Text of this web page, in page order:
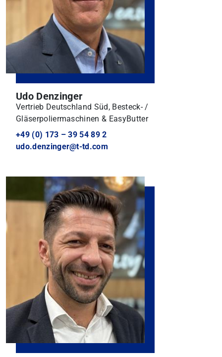
Udo Denzinger
Vertrieb Deutschland Süd, Besteck- /
Gläserpoliermaschinen & EasyButter
+49 (0) 173 – 39 54 89 2
udo.denzinger@t-td.com